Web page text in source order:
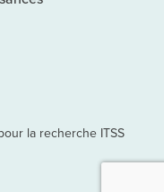
la recherche ITSS